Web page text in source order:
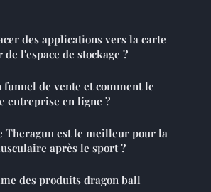
des applications vers la carte
l'espace de stockage ?
funnel de vente et comment le
entreprise en ligne ?
Theragun est le meilleur pour la
après le sport ?
des produits dragon ball